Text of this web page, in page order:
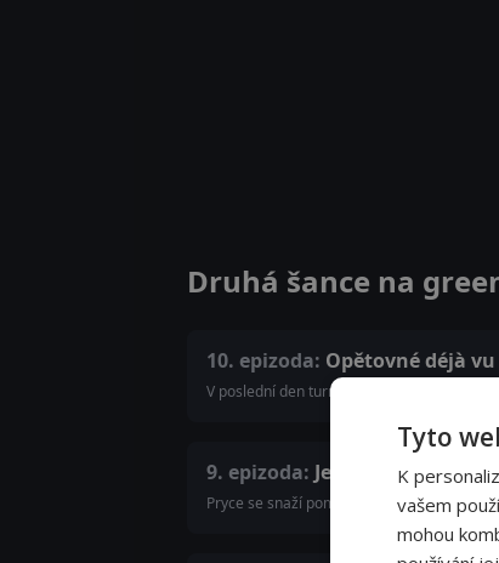
Druhá šance na
10. epizoda: Opětovné déjà vu
V poslední den turnaje jeden člověk
9. epizoda: Je to tady
Pryce se snaží pomoct Santimu překonat
Tyto
K
vašem
mohou